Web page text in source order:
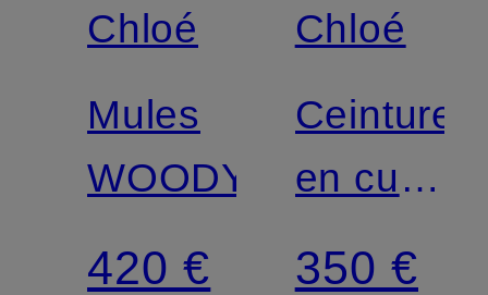
Chloé
Mules
WOODY
420 €
Chloé
Ceinture
en cuir
MARCIE
350 €